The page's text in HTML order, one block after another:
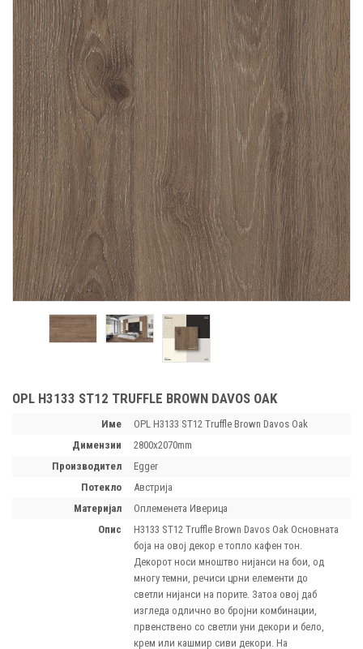
OPL H3133 ST12 TRUFFLE BROWN DAVOS OAK
Име
OPL H3133 ST12 Truffle Brown Davos Oak
димензии
2800х2070mm
производител
Egger
потекло
Австрија
материјал
Оплеменета Иверица
опис
H3133 ST12 Truffle Brown Davos Oak Основната
боја на овој декор е топло кафен тон.
Декорот носи мноштво нијанси на бои, од
многу темни, речиси црни елементи до
светли нијанси на порите. Затоа овој даб
изгледа одлично во бројни комбинации,
првенствено со светли уни декори и бело,
крем или кашмир сиви декори. На